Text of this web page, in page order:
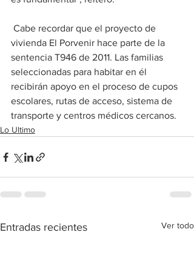
Cabe recordar que el proyecto de
vivienda El Porvenir hace parte de la
sentencia T946 de 2011. Las familias
seleccionadas para habitar en él
recibirán apoyo en el proceso de cupos
escolares, rutas de acceso, sistema de
transporte y centros médicos cercanos.
Lo Ultimo
Entradas recientes Ver todo